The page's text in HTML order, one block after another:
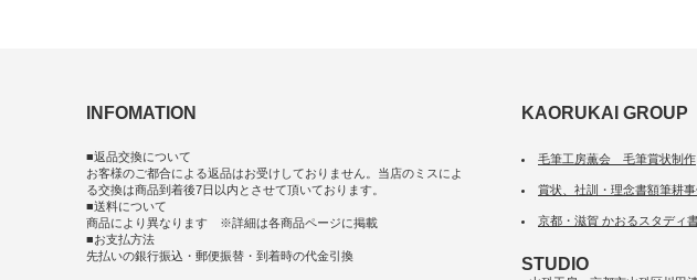
INFOMATION
■返品交換について
お客様のご都合による返品はお受けしておりません。当店のミスによ
る交換は商品到着後7日以内とさせて頂いております。
■送料について
商品により異なります ※詳細は各商品ページに掲載
■お支払方法
先払いの銀行振込・郵便振替・到着時の代金引換
KAORUKAI GROUP
毛筆工房薫会 毛筆賞状制作
賞状、社訓・理念書額筆耕
京都・滋賀 かおるスタディ
STUDIO